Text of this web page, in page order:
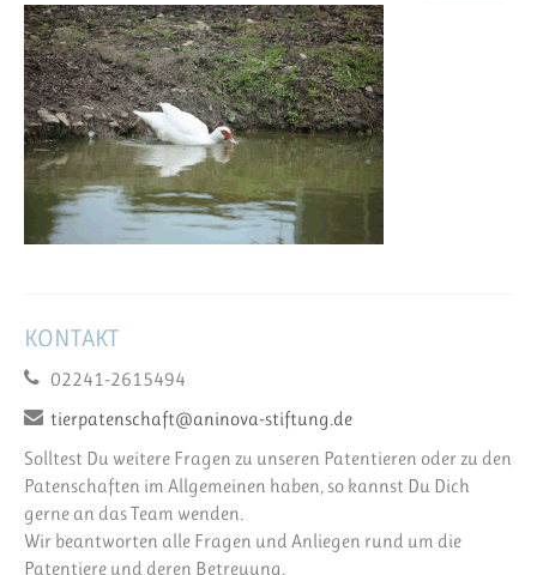
Patenschaft verschenken
Blog
FAQ
KONTAKT
02241-2615494
tierpatenschaft@aninova-stiftung.de
Solltest Du weitere Fragen zu unseren Patentieren oder zu den
Patenschaften im Allgemeinen haben, so kannst Du Dich
gerne an das Team wenden.
Wir beantworten alle Fragen und Anliegen rund um die
Patentiere und deren Betreuung.